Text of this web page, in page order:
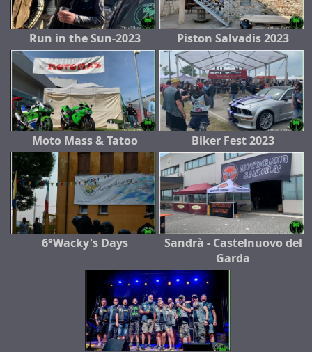
Run in the Sun-2023 Piston Salvadis 2023
Moto Mass & Tatoo Biker Fest 2023
6°Wacky's Days
Sandrà - Castelnuovo del
Garda